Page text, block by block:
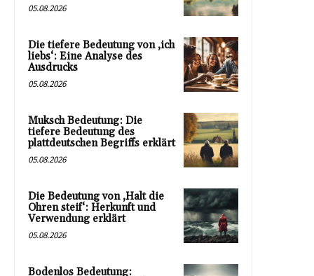
05.08.2026
Die tiefere Bedeutung von ‚ich
liebs‘: Eine Analyse des
Ausdrucks
05.08.2026
Muksch Bedeutung: Die
tiefere Bedeutung des
plattdeutschen Begriffs erklärt
05.08.2026
Die Bedeutung von ‚Halt die
Ohren steif‘: Herkunft und
Verwendung erklärt
05.08.2026
Bodenlos Bedeutung: